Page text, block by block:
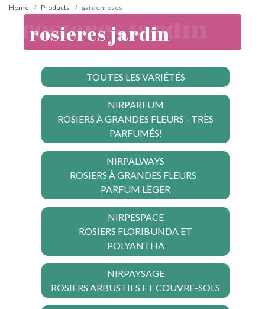
Home Products gardenroses
rosieres jardin
TOUTES LES VARIÉTÉS
NIRPARFUM
ROSIERS À GRANDES FLEURS - TRÈS
PARFUMÉS!
NIRPALWAYS
ROSIERS À GRANDES FLEURS -
PARFUM LÉGER
NIRPESPACE
ROSIERS FLORIBUNDA ET
POLYANTHA
NIRPAYSAGE
ROSIERS ARBUSTIFS ET COUVRE-SOLS